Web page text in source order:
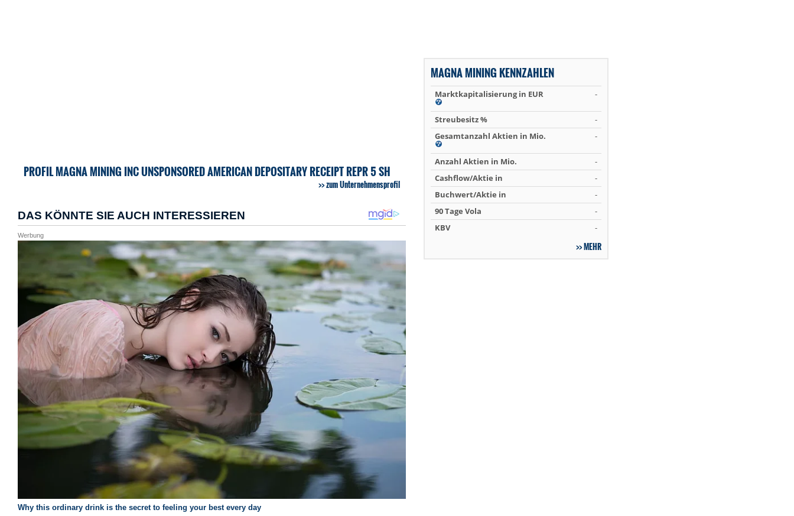
PROFIL MAGNA MINING INC UNSPONSORED AMERICAN DEPOSITARY RECEIPT REPR 5 SH
zum Unternehmensprofil
MAGNA MINING KENNZAHLEN
Marktkapitalisierung in EUR -
Streubesitz %
-
Gesamtanzahl Aktien in Mio.
-
Anzahl Aktien in Mio.
-
Cashflow/Aktie in
-
Buchwert/Aktie in
-
90 Tage Vola
-
KBV
-
MEHR